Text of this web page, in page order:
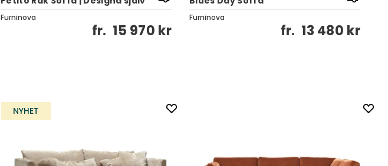
Furninova
fr. 15 970 kr
Furninova
fr. 13 480 kr
NYHET